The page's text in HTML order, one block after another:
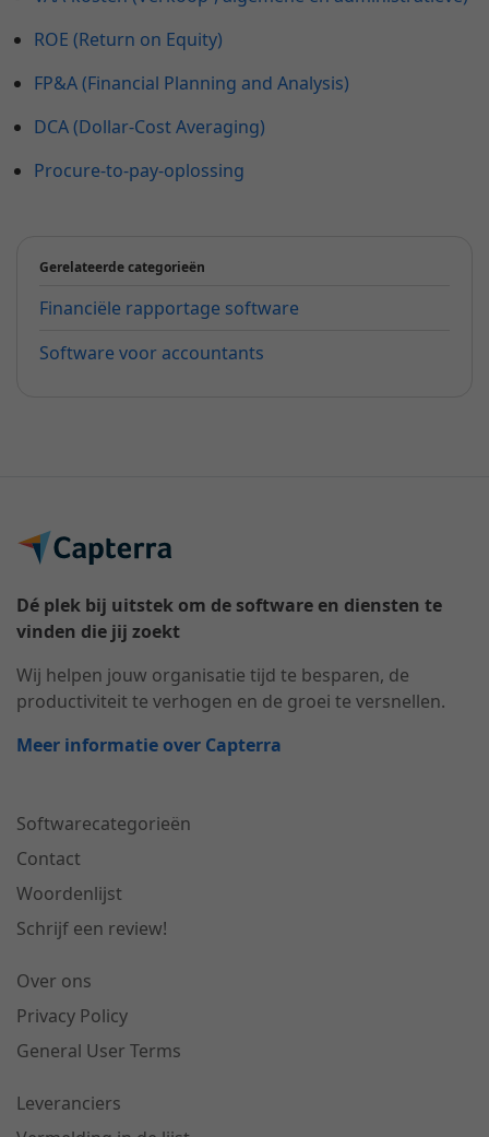
ROE (Return on Equity)
FP&A (Financial Planning and Analysis)
DCA (Dollar-Cost Averaging)
Procure-to-pay-oplossing
Gerelateerde categorieën
Financiële rapportage software
Software voor accountants
Dé plek bij uitstek om de software en diensten te
vinden die jij zoekt
Wij helpen jouw organisatie tijd te besparen, de
productiviteit te verhogen en de groei te versnellen.
Meer informatie over Capterra
Softwarecategorieën
Contact
Woordenlijst
Schrijf een review!
Over ons
Privacy Policy
General User Terms
Leveranciers